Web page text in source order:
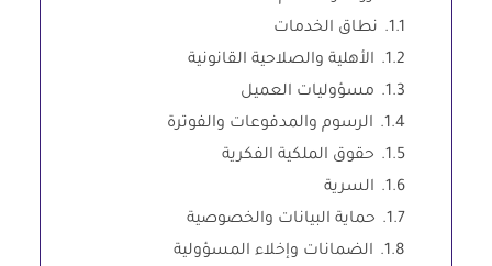
1.1.
نطاق الخدمات
1.2.
الأهلية والصلاحية القانونية
1.3.
مسؤوليات العميل
1.4.
الرسوم والمدفوعات والفوترة
1.5.
حقوق الملكية الفكرية
1.6.
السرية
1.7.
حماية البيانات والخصوصية
1.8.
الضمانات وإخلاء المسؤولية